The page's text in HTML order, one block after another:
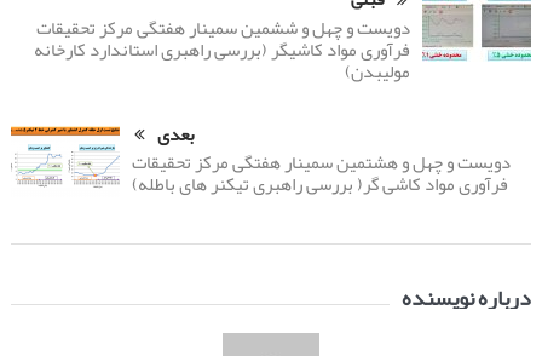
دویست و چهل و ششمین سمینار هفتگی مرکز تحقیقات
فرآوری مواد کاشیگر (بررسی راهبری استاندارد کارخانه
مولیبدن)
بعدی
دویست و چهل و هشتمین سمینار هفتگی مرکز تحقیقات
فرآوری مواد کاشی گر( بررسی راهبری تیکنر های باطله)
درباره نویسنده